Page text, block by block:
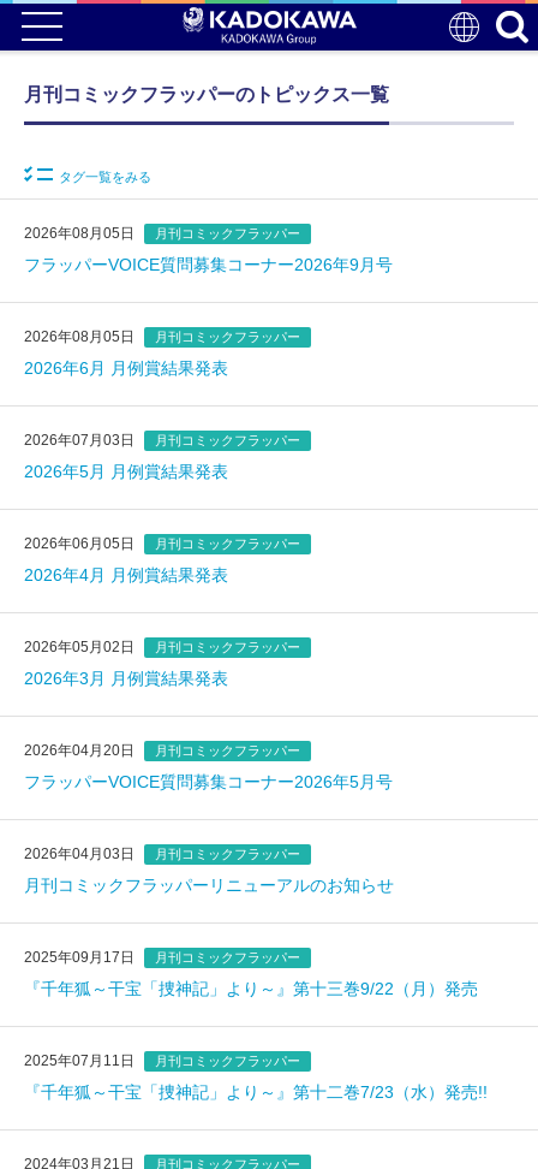
月刊コミックフラッパーのトピックス一覧
タグ一覧をみる
2026年08月05日 月刊コミックフラッパー
フラッパーVOICE質問募集コーナー2026年9月号
2026年08月05日 月刊コミックフラッパー
2026年6月 月例賞結果発表
2026年07月03日 月刊コミックフラッパー
2026年5月 月例賞結果発表
2026年06月05日 月刊コミックフラッパー
2026年4月 月例賞結果発表
2026年05月02日 月刊コミックフラッパー
2026年3月 月例賞結果発表
2026年04月20日 月刊コミックフラッパー
フラッパーVOICE質問募集コーナー2026年5月号
2026年04月03日 月刊コミックフラッパー
月刊コミックフラッパーリニューアルのお知らせ
2025年09月17日 月刊コミックフラッパー
『千年狐～干宝「捜神記」より～』第十三巻9/22（月）発売
2025年07月11日 月刊コミックフラッパー
『千年狐～干宝「捜神記」より～』第十二巻7/23（水）発売!!
2024年03月21日 月刊コミックフラッパー